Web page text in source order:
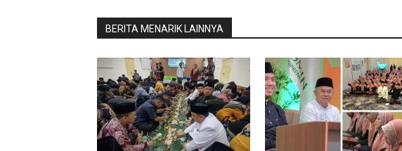
BERITA MENARIK LAINNYA